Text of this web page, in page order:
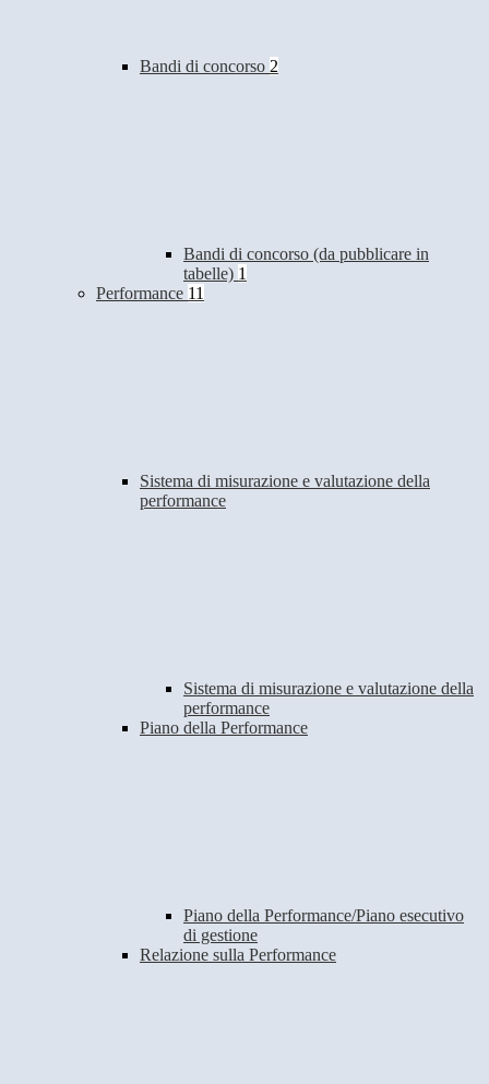
Bandi di concorso 2
Bandi di concorso (da pubblicare in
tabelle) 1
Performance 11
Sistema di misurazione e valutazione della
performance
Sistema di misurazione e valutazione della
performance
Piano della Performance
Piano della Performance/Piano esecutivo
di gestione
Relazione sulla Performance